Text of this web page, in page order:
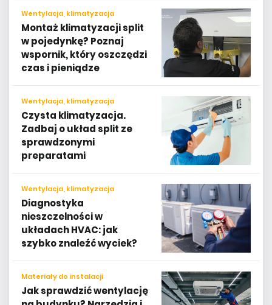
Wentylacja, klimatyzacja
Montaż klimatyzacji split
w pojedynkę? Poznaj
wspornik, który oszczędzi
czas i pieniądze
Wentylacja, klimatyzacja
Czysta klimatyzacja.
Zadbaj o układ split ze
sprawdzonymi
preparatami
Wentylacja, klimatyzacja
Diagnostyka
nieszczelności w
układach HVAC: jak
szybko znaleźć wyciek?
Materiały do instalacji
Jak sprawdzić wentylację